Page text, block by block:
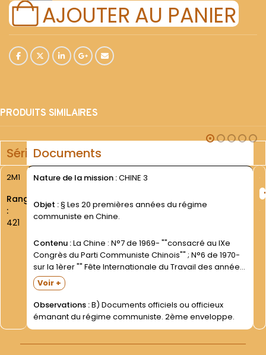
AJOUTER AU PANIER
PRODUITS SIMILAIRES
SérieDocuments
2M1
Rang
:
421
Nature de la mission :CHINE 3
Objet :§ Les 20 premières années du régime
communiste en Chine.
Contenu :La Chine : N°7 de 1969- ""consacré au IXe
Congrès du Parti Communiste Chinois"" ; N°6 de 1970-
sur la 1èrer "" Fête Internationale du Travail des années
70 "". La Chine en construction. Revue mensuelle…
(Pékin)- 7ème année- n°10-...
Voir +
Observations :B) Documents officiels ou officieux
émanant du régime communiste. 2ème enveloppe.